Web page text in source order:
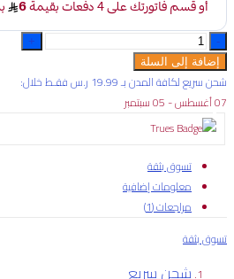
تلبيسة
مقاعد
أمامي
أسود
وكالة
quantity
إضافة إلى السلة
شحن سريع لكافة المدن بـ 19.99 ر.س فقـط خلال:
07 أغسطس - 05 سبتمبر
تسوق بثقة
معلومات إضافية
مراجعات (1)
تسوق بثقة
شحن سريع